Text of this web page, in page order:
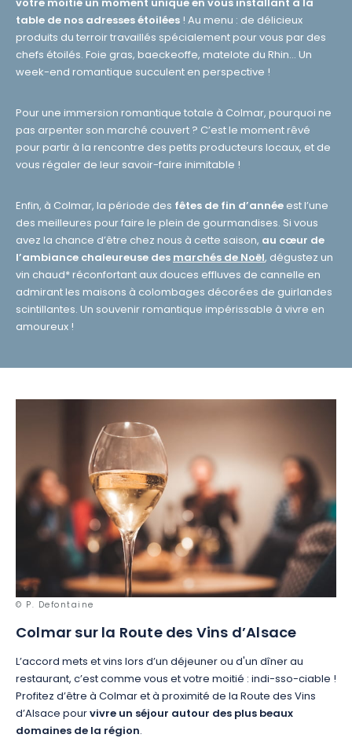
votre moitié un moment unique en vous installant à la
table de nos adresses étoilées! Au menu : de délicieux
produits du terroir travaillés spécialement pour vous par des
chefs étoilés. Foie gras, baeckeoffe, matelote du Rhin… Un
week-end romantique succulent en perspective !
Pour une immersion romantique totale à Colmar, pourquoi ne
pas arpenter son marché couvert ? C’est le moment rêvé
pour partir à la rencontre des petits producteurs locaux, et de
vous régaler de leur savoir-faire inimitable !
Enfin, à Colmar, la période des fêtes de fin d’annéeest l’une
des meilleures pour faire le plein de gourmandises. Si vous
avez la chance d’être chez nous à cette saison, au cœur de
l’ambiance chaleureuse desmarchés de Noël, dégustez un
vin chaud* réconfortant aux douces effluves de cannelle en
admirant les maisons à colombages décorées de guirlandes
scintillantes. Un souvenir romantique impérissable à vivre en
amoureux !
© P. Defontaine
Colmar sur la Route des Vins d’Alsace
L’accord mets et vins lors d’un déjeuner ou d'un dîner au
restaurant, c’est comme vous et votre moitié : indi-sso-ciable !
Profitez d’être à Colmar et à proximité de la Route des Vins
d’Alsace pourvivre un séjour autour des plus beaux
domaines de la région.